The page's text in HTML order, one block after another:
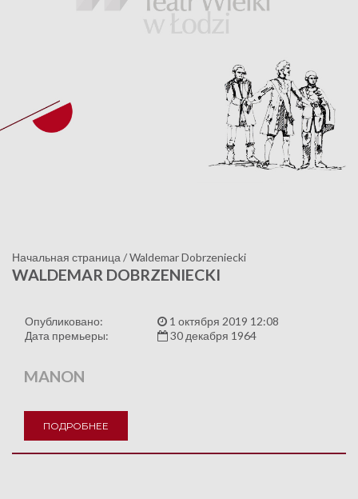
Начальная страница /Waldemar Dobrzeniecki
WALDEMAR DOBRZENIECKI
Опубликовано:
1 октября 2019 12:08
Дата премьеры:
30 декабря 1964
MANON
ПОДРОБНЕЕ